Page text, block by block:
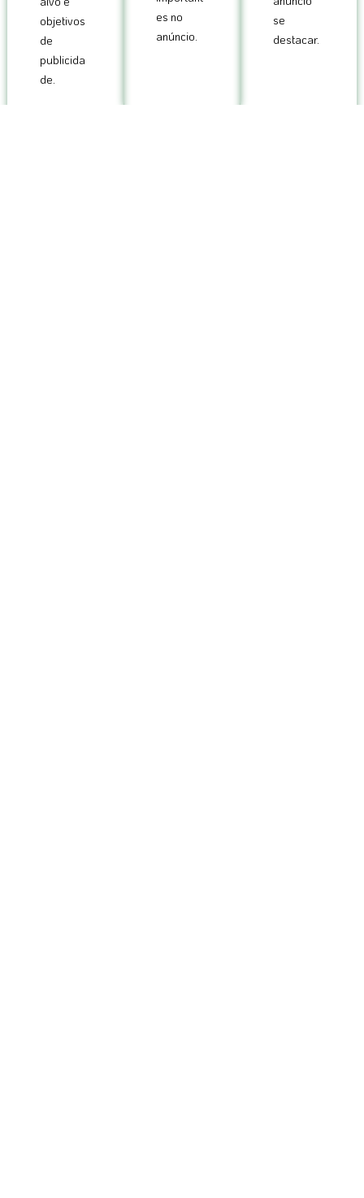
objetivos
de
publicida
de.
es no
anúncio.
se
destacar.